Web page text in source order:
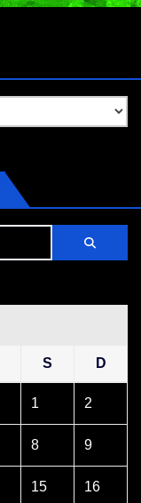
S D
1 2
8 9
15 16